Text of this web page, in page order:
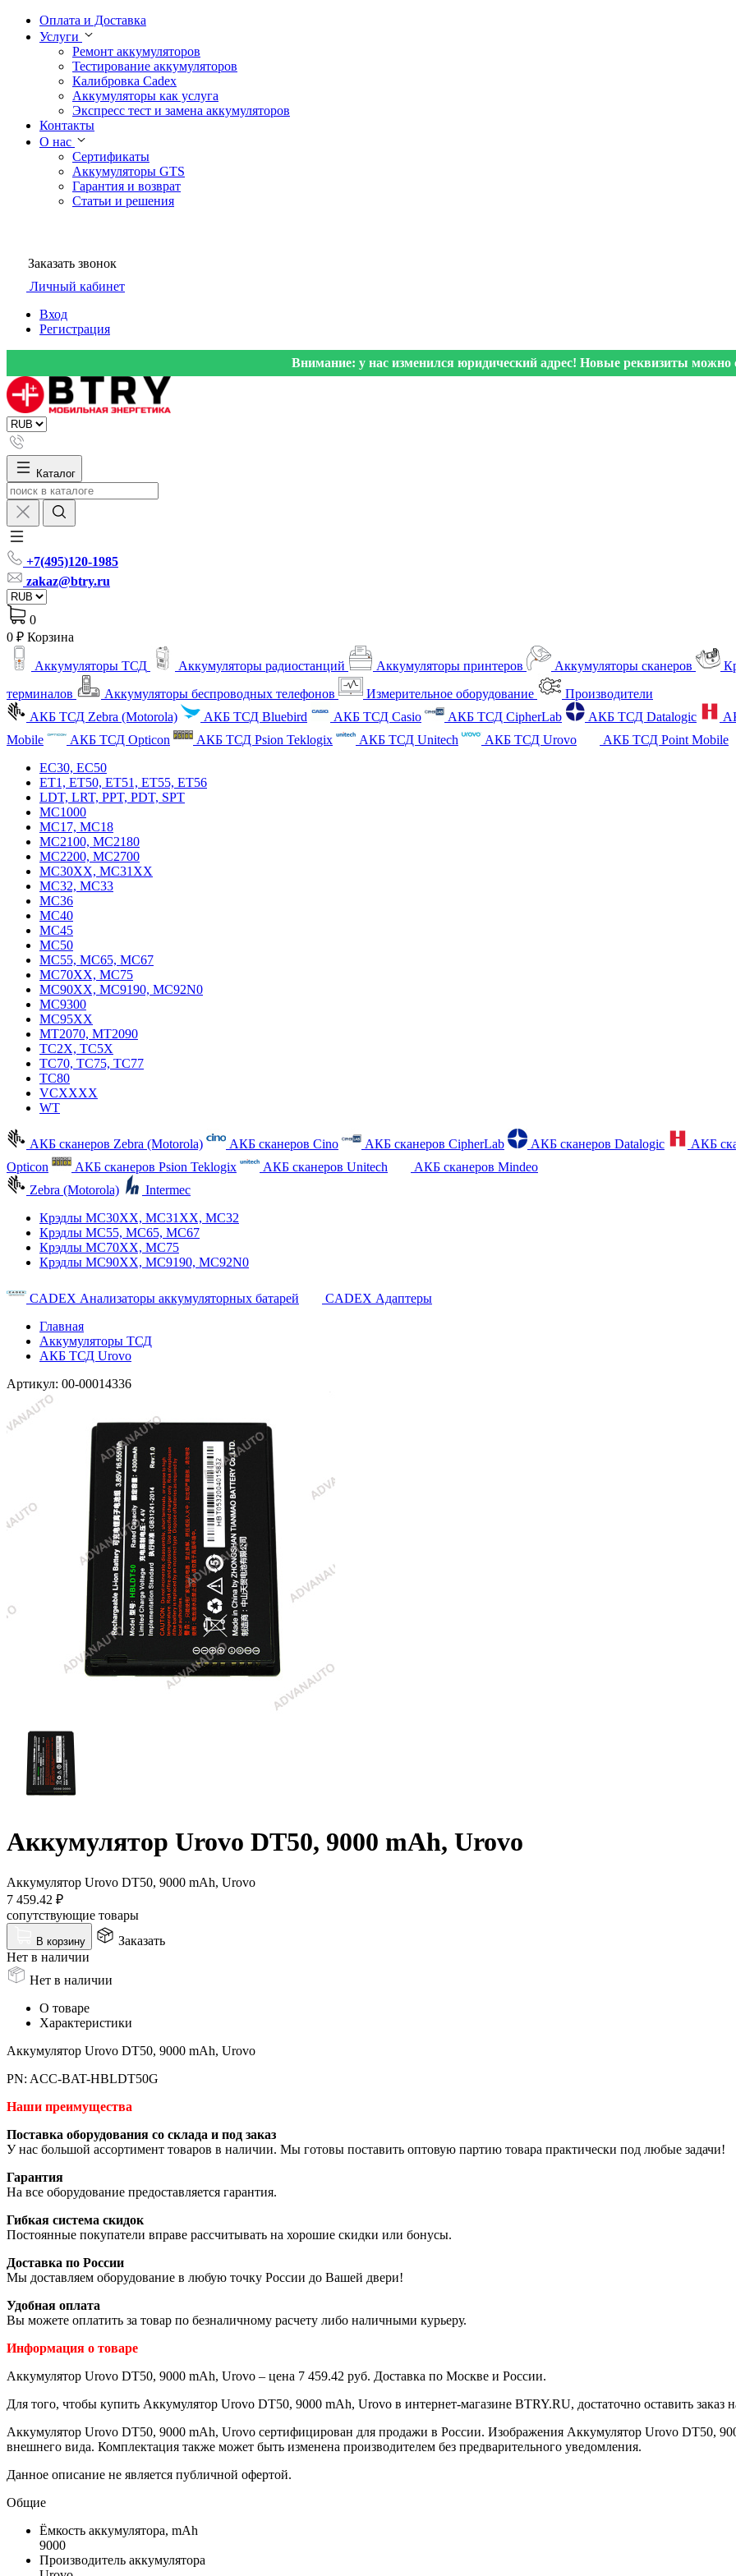
Оплата и Доставка
Услуги
Ремонт аккумуляторов
Тестирование аккумуляторов
Калибровка Cadex
Аккумуляторы как услуга
Экспресс тест и замена аккумуляторов
Контакты
О нас
Сертификаты
Аккумуляторы GTS
Гарантия и возврат
Статьи и решения
Заказать звонок
Личный кабинет
Вход
Регистрация
Внимание: у нас изменился юридический адрес! Новые реквизиты можно
Каталог
+7(495)120-1985
zakaz@btry.ru
0
0 ₽ Корзина
Аккумуляторы ТСД Аккумуляторы радиостанций Аккумуляторы принтеров Аккумуляторы сканеров
терминалов
Аккумуляторы беспроводных телефонов Измерительное оборудование
Производители
АКБ ТСД Zebra (Motorola)
АКБ ТСД Bluebird АКБ ТСД Casio АКБ ТСД CipherLab АКБ ТСД Datalogic
Mobile
АКБ ТСД Opticon АКБ ТСД Psion Teklogix АКБ ТСД Unitech АКБ ТСД Urovo АКБ ТСД Point Mobile
EC30, EC50
ET1, ET50, ET51, ET55, ET56
LDT, LRT, PPT, PDT, SPT
MC1000
MC17, MC18
MC2100, MC2180
MC2200, MC2700
MC30XX, MC31XX
MC32, MC33
MC36
MC40
MC45
MC50
MC55, MC65, MC67
MC70XX, MC75
MC90XX, MC9190, MC92N0
MC9300
MC95XX
MT2070, MT2090
TC2X, TC5X
TC70, TC75, TC77
TC80
VCXXXX
WT
АКБ сканеров Zebra (Motorola) АКБ сканеров Cino АКБ сканеров CipherLab АКБ сканеров Datalogic АКБ
Opticon
АКБ сканеров Psion Teklogix АКБ сканеров Unitech
АКБ сканеров Mindeo
Zebra (Motorola)
Intermec
Крэдлы MC30XX, MC31XX, MC32
Крэдлы MC55, MC65, MC67
Крэдлы MC70XX, MC75
Крэдлы MC90XX, MC9190, MC92N0
CADEX Анализаторы аккумуляторных батарей
CADEX Адаптеры
Главная
Аккумуляторы ТСД
АКБ ТСД Urovo
Артикул: 00-00014336
Аккумулятор Urovo DT50, 9000 mAh, Urovo
Аккумулятор Urovo DT50, 9000 mAh, Urovo
7 459.42 ₽
сопутствующие товары
В корзину
Заказать
Нет в наличии
Нет в наличии
О товаре
Характеристики
Аккумулятор Urovo DT50, 9000 mAh, Urovo
PN: ACC-BAT-HBLDT50G
Наши преимущества
Поставка оборудования со склада и под заказ
У нас большой ассортимент товаров в наличии. Мы готовы поставить оптовую партию товара практически под любые задачи!
Гарантия
На все оборудование предоставляется гарантия.
Гибкая система скидок
Постоянные покупатели вправе рассчитывать на хорошие скидки или бонусы.
Доставка по России
Мы доставляем оборудование в любую точку России до Вашей двери!
Удобная оплата
Вы можете оплатить за товар по безналичному расчету либо наличными курьеру.
Информация о товаре
Аккумулятор Urovo DT50, 9000 mAh, Urovo – цена 7 459.42 руб. Доставка по Москве и России.
Для того, чтобы купить Аккумулятор Urovo DT50, 9000 mAh, Urovo в интернет-магазине BTRY.RU, достаточно оставить заказ
Аккумулятор Urovo DT50, 9000 mAh, Urovo сертифицирован для продажи в России. Изображения Аккумулятор Urovo DT50,
внешнего вида. Комплектация также может быть изменена производителем без предварительного уведомления.
Данное описание не является публичной офертой.
Общие
Ёмкость аккумулятора, mAh
9000
Производитель аккумулятора